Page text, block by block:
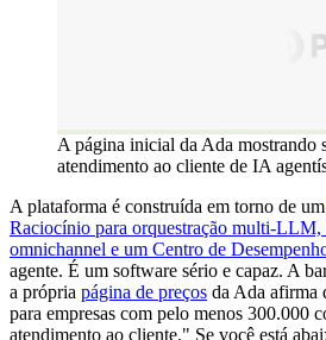
A página inicial da Ada mostrando
atendimento ao cliente de IA
A plataforma é construída em torno de um
Raciocínio para orquestração multi-LLM,
omnichannel e um Centro de
agente. É um software sério e capaz. A
a própria página de preços da Ada afirma
para empresas com pelo menos 300.000
atendimento ao cliente." Se você está